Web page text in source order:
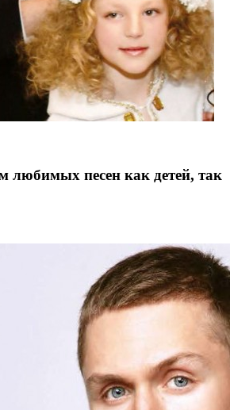
любимых песен как детей, так